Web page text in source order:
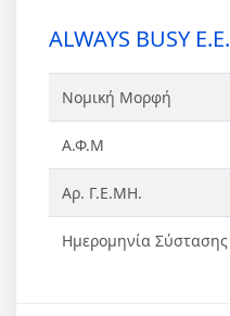
ALWAYS BUSY Ε.Ε.
Νομική Μορφή
Α.Φ.Μ
Αρ. Γ.Ε.ΜΗ.
Ημερομηνία Σύστασης